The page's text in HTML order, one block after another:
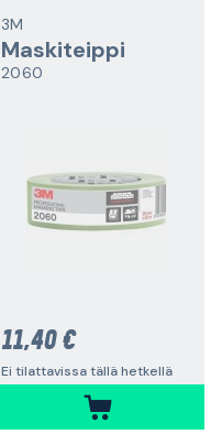
3M
Maskiteippi
2060
11,40 €
Ei tilattavissa tällä hetkellä